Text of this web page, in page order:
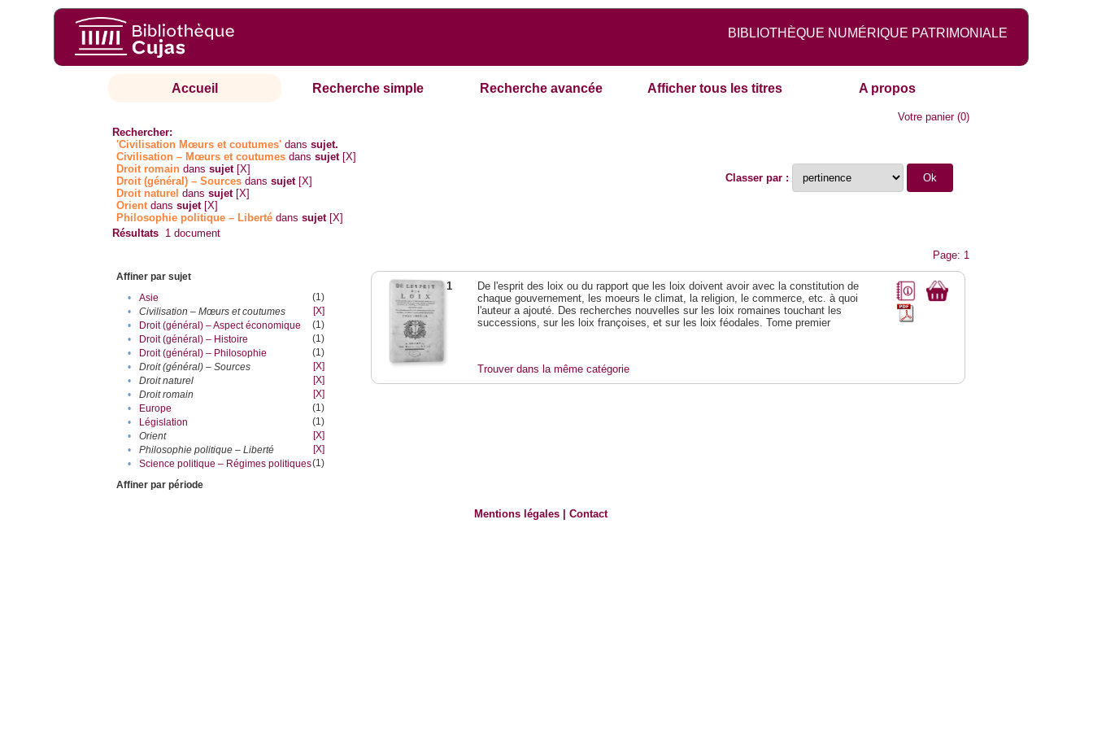
BIBLIOTHÈQUE NUMÉRIQUE PATRIMONIALE
Accueil Recherche simple Recherche avancée Afficher tous les titres A propos
Votre panier(0)
Rechercher:
'Civilisation Mœurs et coutumes' danssujet.
Civilisation – Mœurs et coutumes danssujet [X]
Droit romain danssujet [X]
Droit (général) – Sources danssujet [X]
Droit naturel danssujet [X]
Orientdanssujet [X]
Philosophie politique – Liberté danssujet [X]
Classer par :
Résultats 1 document
Page: 1
Affiner par sujet
•
Asie
(1)
•
Civilisation – Mœurs et coutumes
[X]
•
Droit (général) – Aspect économique
(1)
•
Droit (général) – Histoire
(1)
•
Droit (général) – Philosophie
(1)
•
Droit (général) – Sources
[X]
•
Droit naturel
[X]
•
Droit romain
[X]
•
Europe
(1)
•
Législation
(1)
•
Orient
[X]
•
Philosophie politique – Liberté
[X]
•
Science politique – Régimes politiques(1)
Affiner par période
1
De l'esprit des loix ou du rapport que les loix doivent avoir avec la constitution de
chaque gouvernement, les moeurs le climat, la religion, le commerce, etc. à quoi
l'auteur a ajouté. Des recherches nouvelles sur les loix romaines touchant les
successions, sur les loix françoises, et sur les loix féodales. Tome premier
Trouver dans la même catégorie
Mentions légales |Contact